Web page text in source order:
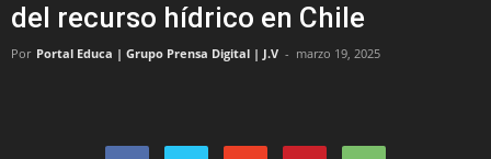
del recurso hídrico en Chile
Por Portal Educa | Grupo Prensa Digital | J.V - marzo 19, 2025